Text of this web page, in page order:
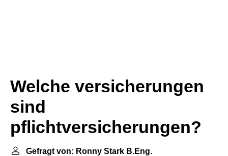
Welche versicherungen
sind
pflichtversicherungen?
Gefragt von: Ronny Stark B.Eng.